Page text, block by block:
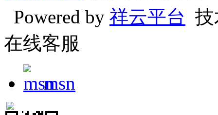
Powered by 祥云平台
在线客服
msn